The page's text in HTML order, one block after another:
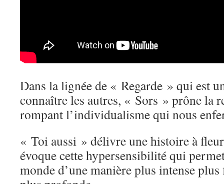
Dans la lignée de « Regarde » qui est
connaître les autres, « Sors » prône la
rompant l’individualisme qui nous
« Toi aussi » délivre une histoire à
évoque cette hypersensibilité qui
monde d’une manière plus intense